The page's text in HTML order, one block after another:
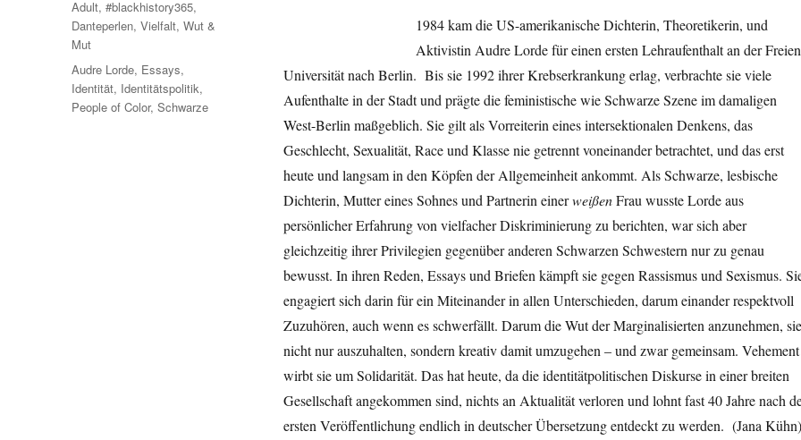
1984 kam die US-amerikanische Dichterin, Theoretikerin, und
Aktivistin Audre Lorde für einen ersten Lehraufenthalt an der Freien
Universität nach Berlin. Bis sie 1992 ihrer Krebserkrankung erlag, verbrachte sie viele
Aufenthalte in der Stadt und prägte die feministische wie Schwarze Szene im damaligen
West-Berlin maßgeblich. Sie gilt als Vorreiterin eines intersektionalen Denkens, das
Geschlecht, Sexualität, Race und Klasse nie getrennt voneinander betrachtet, und das erst
heute und langsam in den Köpfen der Allgemeinheit ankommt. Als Schwarze, lesbische
Dichterin, Mutter eines Sohnes und Partnerin einerweißenFrau wusste Lorde aus
persönlicher Erfahrung von vielfacher Diskriminierung zu berichten, war sich aber
gleichzeitig ihrer Privilegien gegenüber anderen Schwarzen Schwestern nur zu genau
bewusst. In ihren Reden, Essays und Briefen kämpft sie gegen Rassismus und Sexismus.
engagiert sich darin für ein Miteinander in allen Unterschieden, darum einander respektvoll
Zuzuhören, auch wenn es schwerfällt. Darum die Wut der Marginalisierten anzunehmen, sie
nicht nur auszuhalten, sondern kreativ damit umzugehen – und zwar gemeinsam. Vehement
wirbt sie um Solidarität. Das hat heute, da die identitätpolitischen Diskurse in einer breiten
Gesellschaft angekommen sind, nichts an Aktualität verloren und lohnt fast 40 Jahre nach
ersten Veröffentlichung endlich in deutscher Übersetzung entdeckt zu werden. (Jana Kühn)
Adult,#blackhistory365,
Danteperlen,Vielfalt,Wut &
Mut
Schlagwörter
Audre Lorde, Essays,
Identität, Identitätspolitik,
People of Color,Schwarze